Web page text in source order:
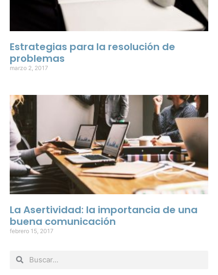
Estrategias para la resolución de
problemas
marzo 2, 2017
La Asertividad: la importancia de una
buena comunicación
febrero 15, 2017